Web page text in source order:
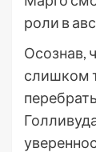
роли в
Осознав,
слишком